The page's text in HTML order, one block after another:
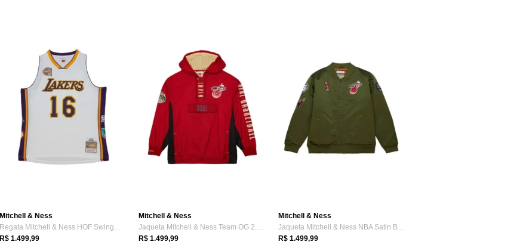
Mitchell & Ness
Regata Mitchell & Ness HOF Swingman Jers...
R$ 1.499,99
Mitchell & Ness
Jaqueta Mitchell & Ness Team OG 2.0 Anor...
R$ 1.499,99
Mitchell & Ness
Jaqueta Mitchell & Ness NBA Satin Bomber...
R$ 1.499,99